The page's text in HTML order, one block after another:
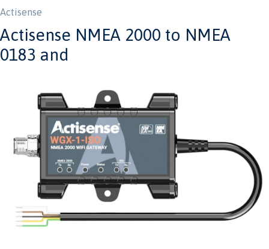
Actisense
Actisense NMEA 2000 to NMEA
0183 and